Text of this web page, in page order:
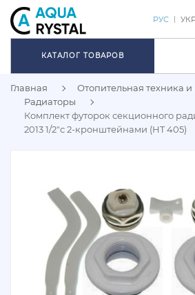
РУС
КАТАЛОГ ТОВАРОВ
Главная
Отопительная техника
Радиаторы
Комплект футорок секционного
2013 1/2"с 2-кронштейнами (HT 405)